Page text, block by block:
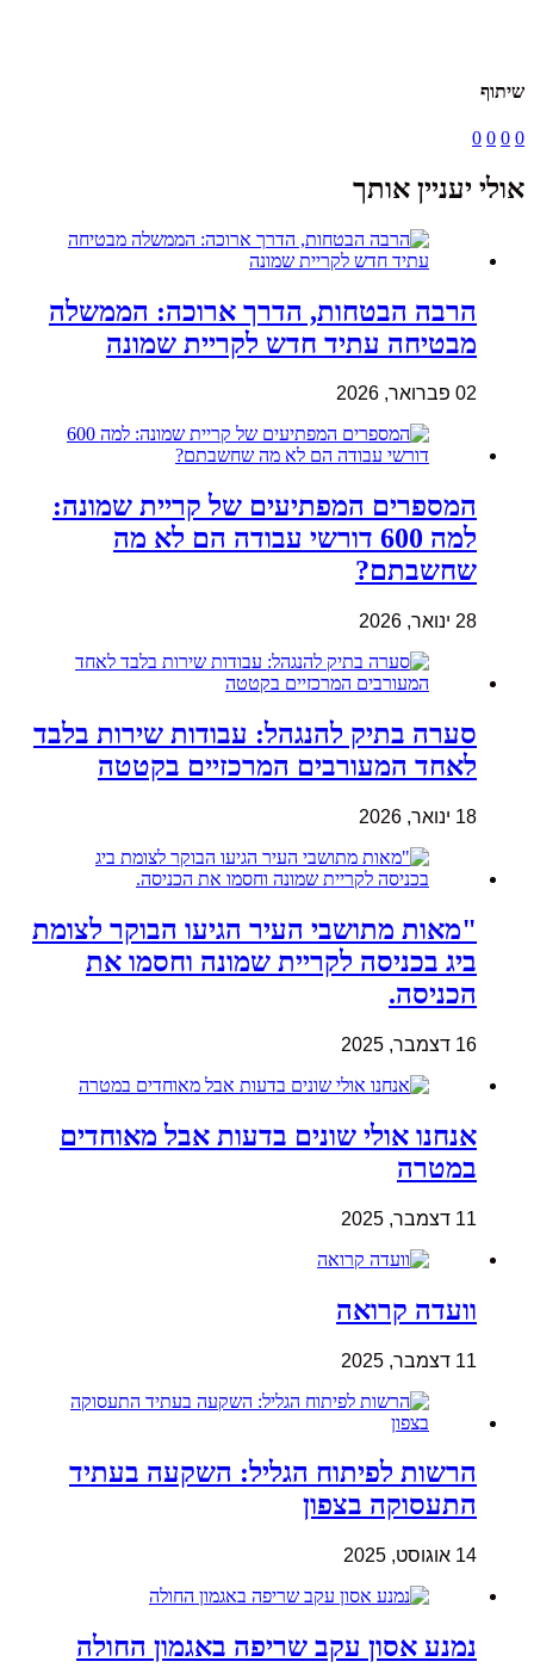
שיתוף
0
0
0
0
אולי יעניין אותך
הרבה הבטחות, הדרך ארוכה: הממשלה
מבטיחה עתיד חדש לקריית שמונה
02 פברואר, 2026
המספרים המפתיעים של קריית שמונה:
למה 600 דורשי עבודה הם לא מה
שחשבתם?
28 ינואר, 2026
סערה בתיק להנגהל: עבודות שירות בלבד
לאחד המעורבים המרכזיים בקטטה
18 ינואר, 2026
"מאות מתושבי העיר הגיעו הבוקר לצומת
ביג בכניסה לקריית שמונה וחסמו את
הכניסה.
16 דצמבר, 2025
אנחנו אולי שונים בדעות אבל מאוחדים
במטרה
11 דצמבר, 2025
וועדה קרואה
11 דצמבר, 2025
הרשות לפיתוח הגליל: השקעה בעתיד
התעסוקה בצפון
14 אוגוסט, 2025
נמנע אסון עקב שריפה באגמון החולה